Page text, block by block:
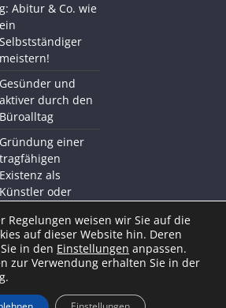
g: Abitur & Co. wie
ein
Selbstständiger
meistern!
Gesünder und
aktiver durch den
Büroalltag
Gründung einer
tragfähigen
Existenz als
Künstler oder
Akademie
Regelungen weisen wir Sie auf die
auf dieser Website hin. Deren
in den Einstellungen anpassen.
zur Verwendung erhalten Sie in der